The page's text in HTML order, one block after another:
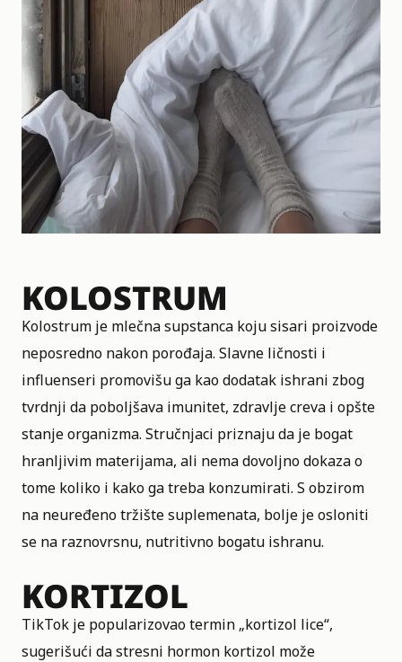
KOLOSTRUM
Kolostrum je mlečna supstanca koju sisari proizvode
neposredno nakon porođaja. Slavne ličnosti i
influenseri promovišu ga kao dodatak ishrani zbog
tvrdnji da poboljšava imunitet, zdravlje creva i opšte
stanje organizma. Stručnjaci priznaju da je bogat
hranljivim materijama, ali nema dovoljno dokaza o
tome koliko i kako ga treba konzumirati. S obzirom
na neuređeno tržište suplemenata, bolje je osloniti
se na raznovrsnu, nutritivno bogatu ishranu.
KORTIZOL
TikTok je popularizovao termin „kortizol lice“,
sugerišući da stresni hormon kortizol može